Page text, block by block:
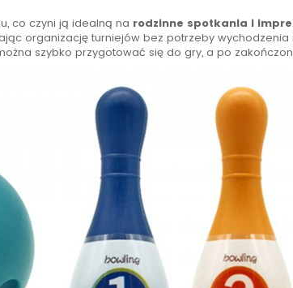
co czyni ją idealną na rodzinne spotkania i
organizację turniejów bez potrzeby wychodzenia
szybko przygotować się do gry, a po